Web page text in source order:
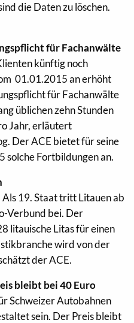
die Daten zu löschen.
für Fachanwälte
künftig noch
01.01.2015 an erhöht
für Fachanwälte
üblichen zehn Stunden
Jahr, erläutert
Der ACE bietet für seine
solche Fortbildungen an.
19. Staat tritt Litauen ab
Verbund bei. Der
litauische Litas für einen
wird von der
der ACE.
bleibt bei 40 Euro
Schweizer Autobahnen
sein. Der Preis bleibt